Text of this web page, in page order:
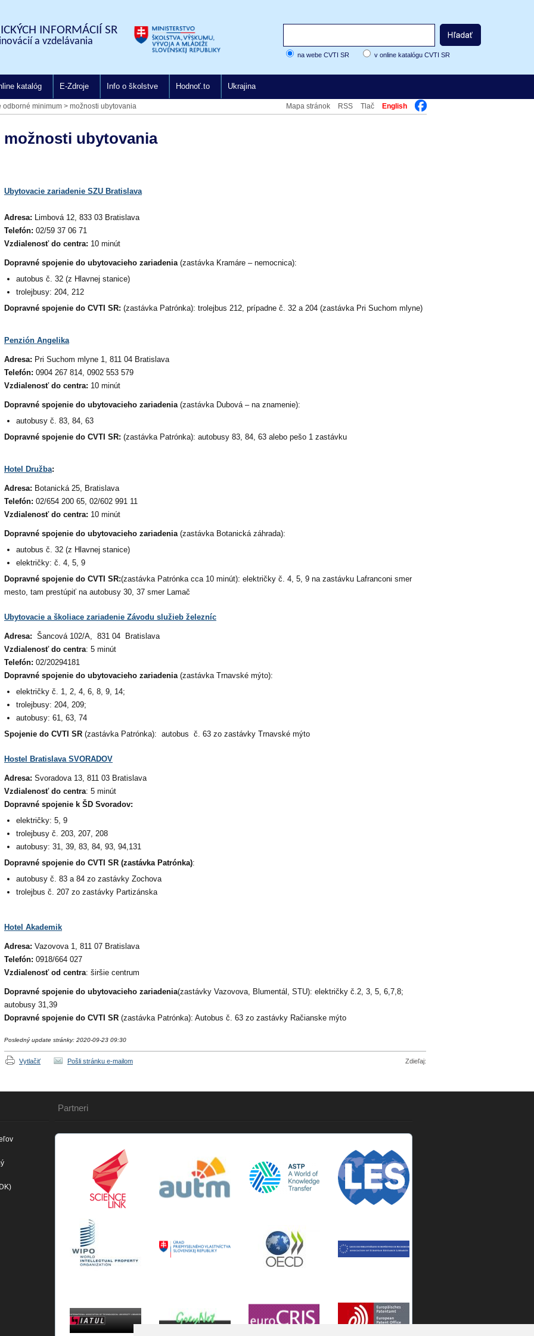
INFORMÁCIÍ SR
a vzdelávania
na webe CVTI SR v online katalógu CVTI SR
katalóg E-Zdroje Info o školstve Hodnoť.to Ukrajina
odborné minimum > možnosti ubytovania Mapa stránok RSS Tlač English
možnosti ubytovania
Ubytovacie zariadenie SZU Bratislava
Adresa: Limbová 12, 833 03 Bratislava
Telefón: 02/59 37 06 71
Vzdialenosť do centra: 10 minút
Dopravné spojenie do ubytovacieho zariadenia(zastávka Kramáre – nemocnica):
autobus č. 32 (z Hlavnej stanice)
trolejbusy: 204, 212
Dopravné spojenie do CVTI SR: (zastávka Patrónka): trolejbus 212, prípadne č. 32 a 204 (zastávka Pri Suchom mlyne)
Penzión Angelika
Adresa: Pri Suchom mlyne 1, 811 04 Bratislava
Telefón: 0904 267 814, 0902 553 579
Vzdialenosť do centra: 10 minút
Dopravné spojenie do ubytovacieho zariadenia(zastávka Dubová – na znamenie):
autobusy č. 83, 84, 63
Dopravné spojenie do CVTI SR: (zastávka Patrónka): autobusy 83, 84, 63 alebo pešo 1 zastávku
Hotel Družba:
Adresa: Botanická 25, Bratislava
Telefón: 02/654 200 65, 02/602 991 11
Vzdialenosť do centra: 10 minút
Dopravné spojenie do ubytovacieho zariadenia(zastávka Botanická záhrada):
autobus č. 32 (z Hlavnej stanice)
električky: č. 4, 5, 9
Dopravné spojenie do CVTI SR:(zastávka Patrónka cca 10 minút): električky č. 4, 5, 9 na zastávku Lafranconi smer
mesto, tam prestúpiť na autobusy 30, 37 smer Lamač
Ubytovacie a školiace zariadenie Závodu služieb železníc
Adresa: Šancová 102/A, 831 04 Bratislava
Vzdialenosť do centra: 5 minút
Telefón: 02/20294181
Dopravné spojenie do ubytovacieho zariadenia(zastávka Trnavské mýto):
električky č. 1, 2, 4, 6, 8, 9, 14;
trolejbusy: 204, 209;
autobusy: 61, 63, 74
Spojenie do CVTI SR (zastávka Patrónka): autobus č. 63 zo zastávky Trnavské mýto
Hostel Bratislava SVORADOV
Adresa: Svoradova 13, 811 03 Bratislava
Vzdialenosť do centra: 5 minút
Dopravné spojenie k ŠD Svoradov:
električky: 5, 9
trolejbusy č. 203, 207, 208
autobusy: 31, 39, 83, 84, 93, 94,131
Dopravné spojenie do CVTI SR (zastávka Patrónka):
autobusy č. 83 a 84 zo zastávky Zochova
trolejbus č. 207 zo zastávky Partizánska
Hotel Akademik
Adresa: Vazovova 1, 811 07 Bratislava
Tel efón: 0918/664 027
Vzdialenosť od centra: širšie centrum
Dopravné spojenie do ubytovacieho zariadenia(zastávky Vazovova, Blumentál, STU): električky č.2, 3, 5, 6,7,8;
autobusy 31,39
Dopravné spojenie do CVTI SR (zastávka Patrónka): Autobus č. 63 zo zastávky Račianske mýto
Posledný update stránky: 2020-09-23 09:30
Vytlačiť Pošli stránku e-mailom Zdieľaj:
Partneri